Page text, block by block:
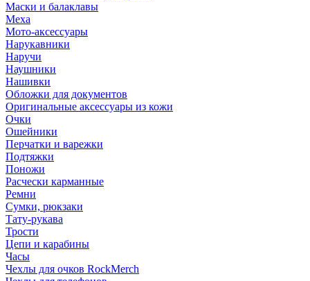
Маски и балаклавы
Меха
Мото-аксессуары
Нарукавники
Наручи
Наушники
Нашивки
Обложки для документов
Оригинальные аксессуары из кожи
Очки
Ошейники
Перчатки и варежки
Подтяжки
Поножи
Расчески карманные
Ремни
Сумки, рюкзаки
Тату-рукава
Трости
Цепи и карабины
Часы
Чехлы для очков RockMerch